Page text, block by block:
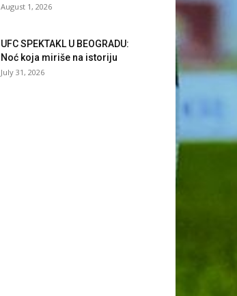
August 1, 2026
UFC SPEKTAKL U BEOGRADU:
Noć koja miriše na istoriju
July 31, 2026